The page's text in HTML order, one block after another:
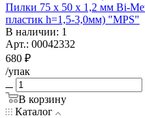
Пилки 75 х 50 х 1,2 мм Bi-
пластик h=1,5-3,0мм) "MPS"
В наличии: 1
Арт.: 00042332
680 ₽
/упак
В корзину
Каталог